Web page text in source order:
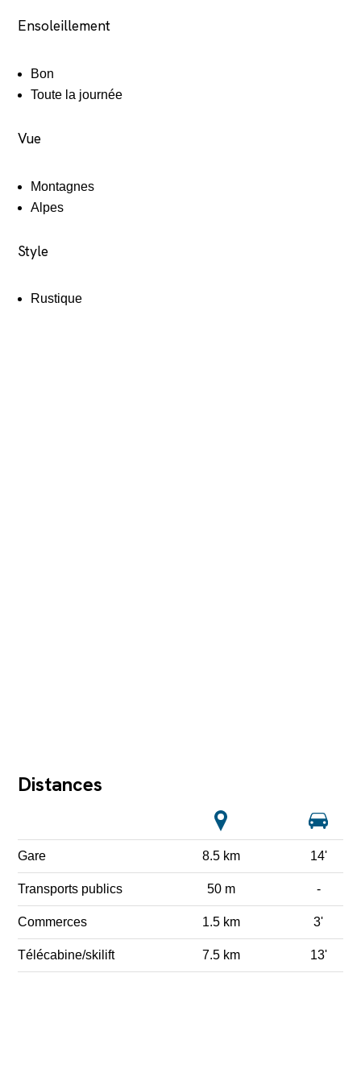
Ensoleillement
Bon
Toute la journée
Vue
Montagnes
Alpes
Style
Rustique
Distances
Gare 8.5 km 14'
Transports publics 50 m -
Commerces 1.5 km 3'
Télécabine/skilift 7.5 km 13'